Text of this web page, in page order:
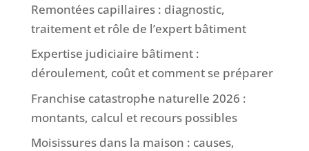
Remontées capillaires : diagnostic,
traitement et rôle de l’expert bâtiment
Expertise judiciaire bâtiment :
déroulement, coût et comment se préparer
Franchise catastrophe naturelle 2026 :
montants, calcul et recours possibles
Moisissures dans la maison : causes,